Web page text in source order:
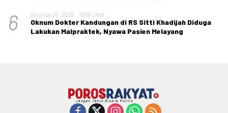
6 Agustus 26, 2025 1698 Lihat
Oknum Dokter Kandungan di RS Sitti Khadijah Diduga
Lakukan Malpraktek, Nyawa Pasien Melayang